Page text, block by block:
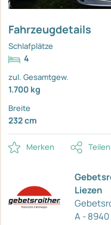
Fahrzeugdetails
Schlafplätze
4
zul. Gesamtgew.
1.700 kg
Breite
232 cm
Merken Teilen
Liezen
A -